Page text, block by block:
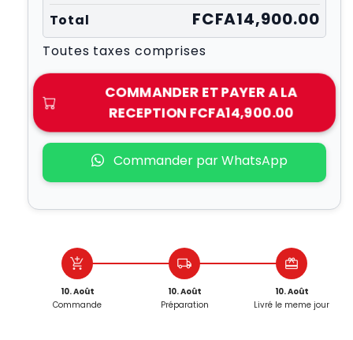
Total
FCFA14,900.00
Toutes taxes comprises
COMMANDER ET PAYER A LA
RECEPTION FCFA14,900.00
Commander par WhatsApp
add_shopping_cart
10. Août
Commande
local_shipping
10. Août
Préparation
redeem
10. Août
Livré le meme jour